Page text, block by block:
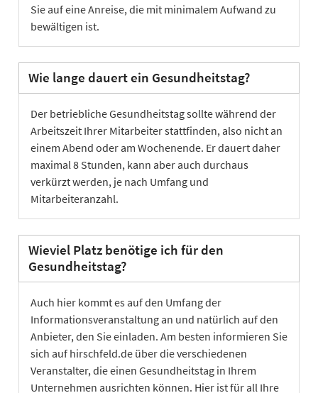
Sie auf eine Anreise, die mit minimalem Aufwand zu
bewältigen ist.
Wie lange dauert ein Gesundheitstag?
Der betriebliche Gesundheitstag sollte während der
Arbeitszeit Ihrer Mitarbeiter stattfinden, also nicht an
einem Abend oder am Wochenende. Er dauert daher
maximal 8 Stunden, kann aber auch durchaus
verkürzt werden, je nach Umfang und
Mitarbeiteranzahl.
Wieviel Platz benötige ich für den
Gesundheitstag?
Auch hier kommt es auf den Umfang der
Informationsveranstaltung an und natürlich auf den
Anbieter, den Sie einladen. Am besten informieren Sie
sich auf hirschfeld.de über die verschiedenen
Veranstalter, die einen Gesundheitstag in Ihrem
Unternehmen ausrichten können. Hier ist für all Ihre